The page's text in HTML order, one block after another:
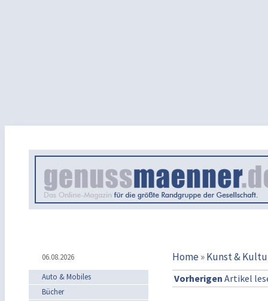
06.08.2026 Home»Kunst &
Auto & Mobiles
Bücher
Vorherigen Artikel